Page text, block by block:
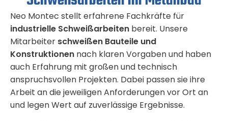
Neo Montec stellt erfahrene Fachkräfte für
industrielle Schweißarbeiten bereit. Unsere
Mitarbeiter schweißen Bauteile und
Konstruktionen nach klaren Vorgaben und haben
auch Erfahrung mit großen und technisch
anspruchsvollen Projekten. Dabei passen sie ihre
Arbeit an die jeweiligen Anforderungen vor Ort an
und legen Wert auf zuverlässige Ergebnisse.